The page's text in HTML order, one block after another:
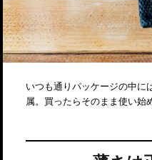
いつも通りパッケージの中に
属。買ったらそのまま使い始